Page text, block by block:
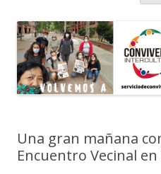
Una gran mañana
Encuentro Vecinal